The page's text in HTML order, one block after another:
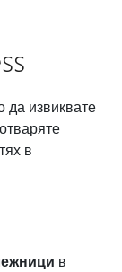
да извиквате
в
в